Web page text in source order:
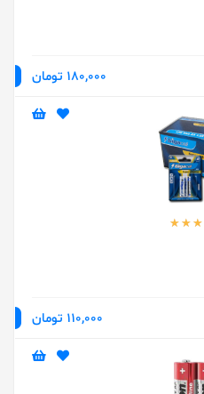
180,000 تومان
110,000 تومان